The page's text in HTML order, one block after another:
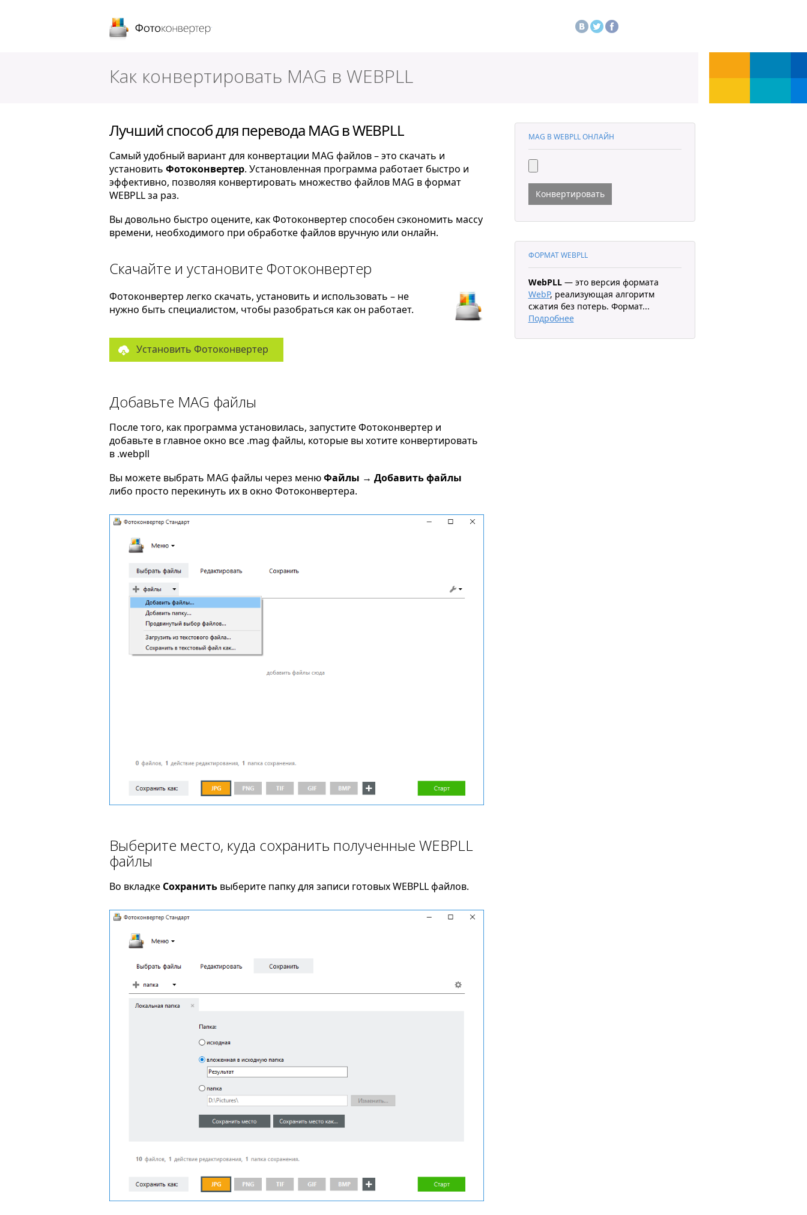
Как конвертировать MAG в WEBPLL
Лучший способ для перевода MAG в WEBPLL
Самый удобный вариант для конвертации MAG файлов – это скачать и
установить Фотоконвертер. Установленная программа работает быстро и
эффективно, позволяя конвертировать множество файлов MAG в формат
WEBPLL за раз.
Вы довольно быстро оцените, как Фотоконвертер способен сэкономить массу
времени, необходимого при обработке файлов вручную или онлайн.
Скачайте и установите Фотоконвертер
Фотоконвертер легко скачать, установить и использовать – не
нужно быть специалистом, чтобы разобраться как он работает.
Установить Фотоконвертер
Добавьте MAG файлы
После того, как программа установилась, запустите Фотоконвертер и
добавьте в главное окно все .mag файлы, которые вы хотите конвертировать
в .webpll
Вы можете выбрать MAG файлы через менюФайлы → Добавить файлы
либо просто перекинуть их в окно Фотоконвертера.
Выберите место, куда сохранить полученные WEBPLL
файлы
Во вкладке Сохранитьвыберите папку для записи готовых WEBPLL файлов.
MAG В WEBPLL ОНЛАЙН
Конвертировать
ФОРМАТ WEBPLL
WebPLL— это версия формата
WebP, реализующая алгоритм
сжатия без потерь. Формат...
Подробнее